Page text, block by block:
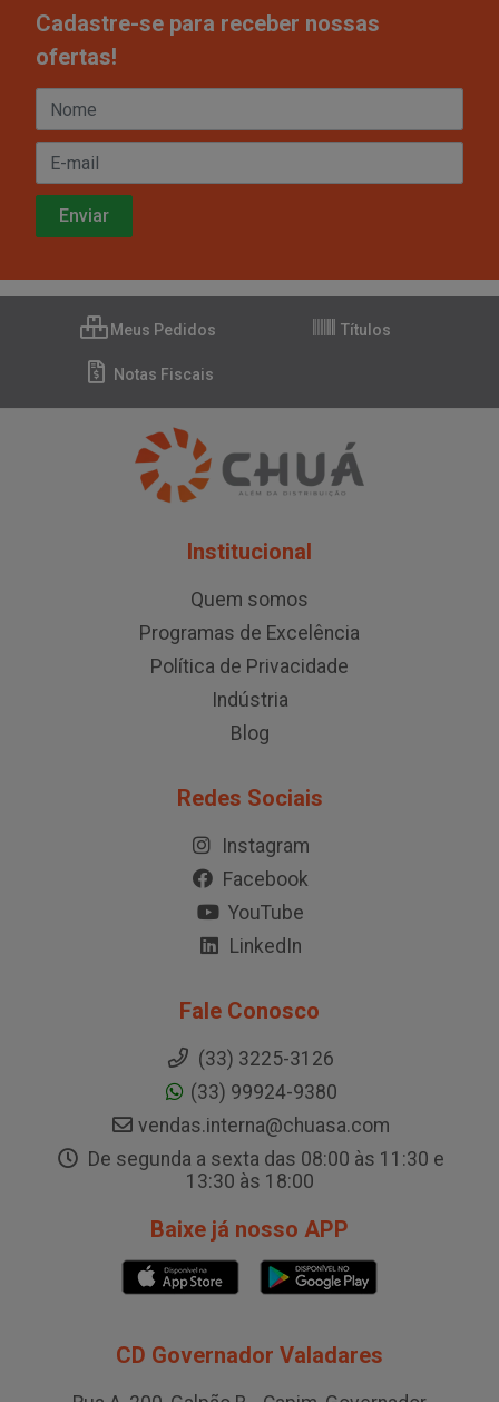
Cadastre-se para receber nossas
ofertas!
Meus Pedidos Títulos
Notas Fiscais
Institucional
Quem somos
Programas de Excelência
Política de Privacidade
Indústria
Blog
Redes Sociais
Instagram
Facebook
YouTube
LinkedIn
Fale Conosco
(33) 3225-3126
(33) 99924-9380
vendas.interna@chuasa.com
De segunda a sexta das 08:00 às 11:30 e
13:30 às 18:00
Baixe já nosso APP
CD Governador Valadares